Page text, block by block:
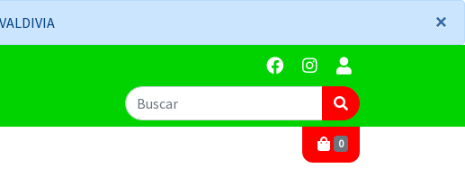
×
×
0